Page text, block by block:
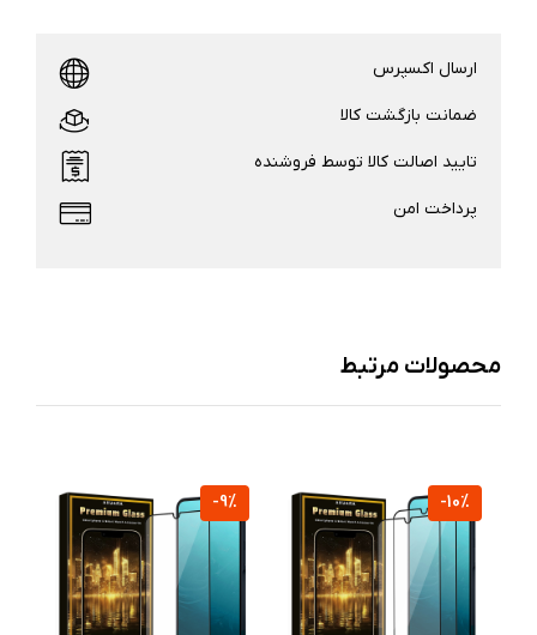
ارسال اکسپرس
ضمانت بازگشت کالا
تایید اصالت کالا توسط فروشنده
پرداخت امن
محصولات مرتبط
-10%
-9%